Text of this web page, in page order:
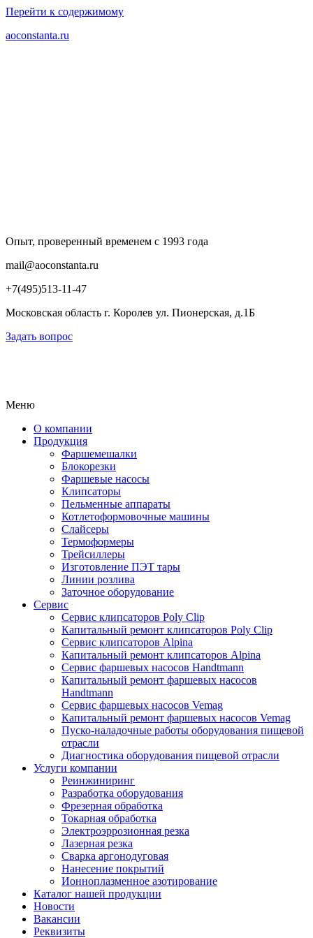
Перейти к содержимому
aoconstanta.ru
Опыт, проверенный временем с 1993 года
mail@aoconstanta.ru
+7(495)513-11-47
Московская область г. Королев ул. Пионерская, д.1Б
Задать вопрос
Меню
О компании
Продукция
Фаршемешалки
Блокорезки
Фаршевые насосы
Клипсаторы
Пельменные аппараты
Котлетоформовочные машины
Слайсеры
Термоформеры
Трейсиллеры
Изготовление ПЭТ тары
Линии розлива
Заточное оборудование
Сервис
Сервис клипсаторов Poly Clip
Капитальный ремонт клипсаторов Poly Clip
Сервис клипсаторов Alpina
Капитальный ремонт клипсаторов Alpina
Сервис фаршевых насосов Handtmann
Капитальный ремонт фаршевых насосов
Handtmann
Сервис фаршевых насосов Vemag
Капитальный ремонт фаршевых насосов Vemag
Пуско-наладочные работы оборудования пищевой
отрасли
Диагностика оборудования пищевой отрасли
Услуги компании
Реинжиниринг
Разработка оборудования
Фрезерная обработка
Токарная обработка
Электроэррозионная резка
Лазерная резка
Сварка аргонодуговая
Нанесение покрытий
Ионноплазменное азотирование
Каталог нашей продукции
Новости
Вакансии
Реквизиты